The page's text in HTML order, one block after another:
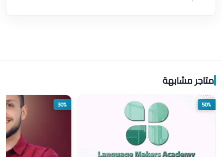
متاجر مشابهة
50%
30%